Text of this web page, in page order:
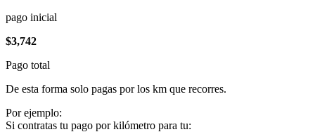
pago inicial
$3,742
Pago total
De esta forma solo pagas por los km que recorres.
Por ejemplo:
Si contratas tu pago por kilómetro para tu: